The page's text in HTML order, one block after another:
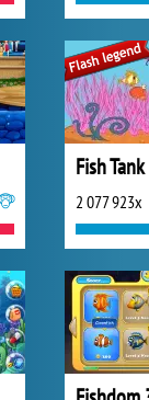
Fish Tank
2 077 923x